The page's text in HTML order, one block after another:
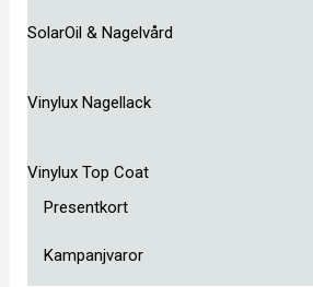
SolarOil & Nagelvård
Vinylux Nagellack
Vinylux Top Coat
Presentkort
Kampanjvaror